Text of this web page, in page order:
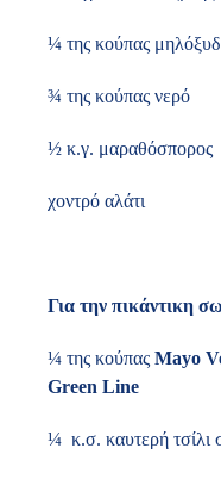
¼ της κούπας
¾ της κούπας νερό
½ κ.γ. μαραθόσπορος
χοντρό αλάτι
Για την πικάντικη
¼ της κούπας Mayo
Green Line
¼ κ.σ. καυτερή τσίλι